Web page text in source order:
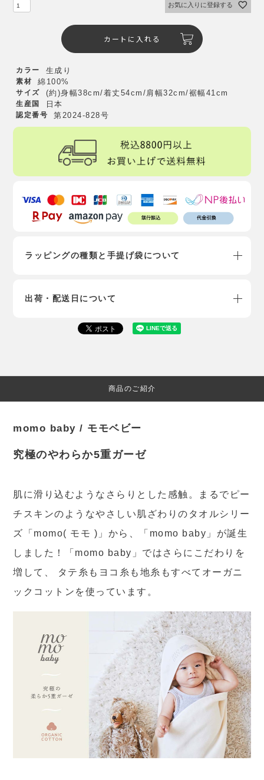
お気に入りに登録する
カートに入れる
カラー 生成り
素材 綿100%
サイズ (約)身幅38cm/着丈54cm/肩幅32cm/裾幅41cm
生産国 日本
認定番号 第2024-828号
ラッピングの種類と手提げ袋について
出荷・配送日について
商品のご紹介
momo baby / モモベビー
究極のやわらか5重ガーゼ
肌に滑り込むようなさらりとした感触。まるでピー
チスキンのようなやさしい肌ざわりのタオルシリー
ズ「momo( モモ )」から、「momo baby」が誕生
しました！「momo baby」ではさらにこだわりを
増して、 タテ糸もヨコ糸も地糸もすべてオーガニ
ックコットンを使っています。